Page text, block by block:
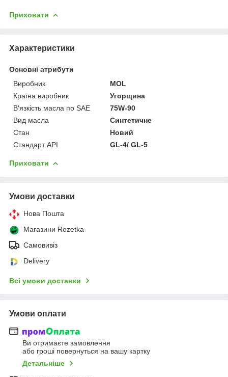
Приховати
Характеристики
Основні атрибути
Виробник
MOL
Країна виробник
Угорщина
В'язкість масла по SAE
75W-90
Вид масла
Синтетичне
Стан
Новий
Стандарт API
GL-4/ GL-5
Приховати
Умови доставки
Нова Пошта
Магазини Rozetka
Самовивіз
Delivery
Всі умови доставки
Умови оплати
Ви отримаєте замовлення
або гроші повернуться на вашу картку
Детальніше